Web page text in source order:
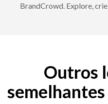
BrandCrowd. Explore,
Outros